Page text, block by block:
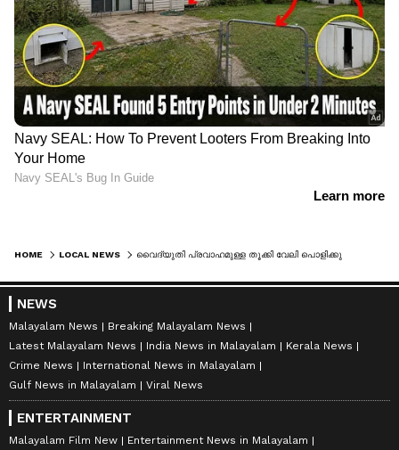
HOME LOCAL NEWS
NEWS
Malayalam News
Breaking Malayalam News
Latest Malayalam News
India News in Malayalam
Kerala News
Crime News
International News in Malayalam
Gulf News in Malayalam
Viral News
ENTERTAINMENT
Malayalam Film New
Entertainment News in Malayalam